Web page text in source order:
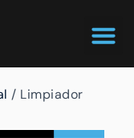
/ Limpiador